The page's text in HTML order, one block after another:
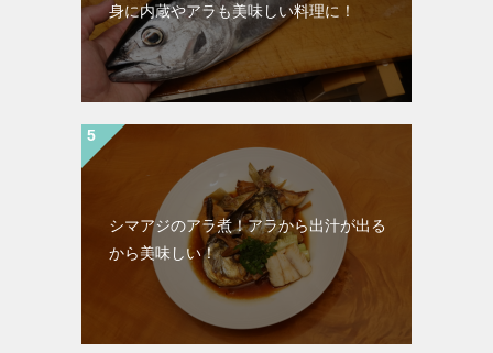
身に内蔵やアラも美味しい料理に！
シマアジのアラ煮！アラから出汁が出る
から美味しい！